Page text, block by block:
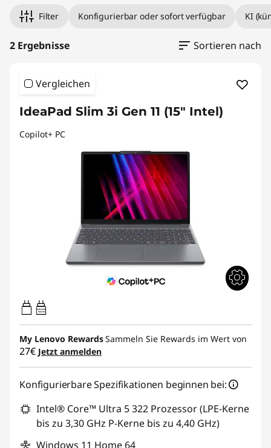
Filter Konfigurierbar oder sofort verfügbar KI
2 Ergebnisse Sortieren nach
Vergleichen
IdeaPad Slim 3i Gen 11 (15" Intel)
Copilot+ PC
45W-65W
USB PD
My Lenovo RewardsSammeln Sie Rewards im Wert von
27€ Jetzt anmelden
Konfigurierbare Spezifikationen beginnen bei:
Intel® Core™ Ultra 5 322 Prozessor (LPE-Kerne
bis zu 3,30 GHz P-Kerne bis zu 4,40 GHz)
Windows 11 Home 64